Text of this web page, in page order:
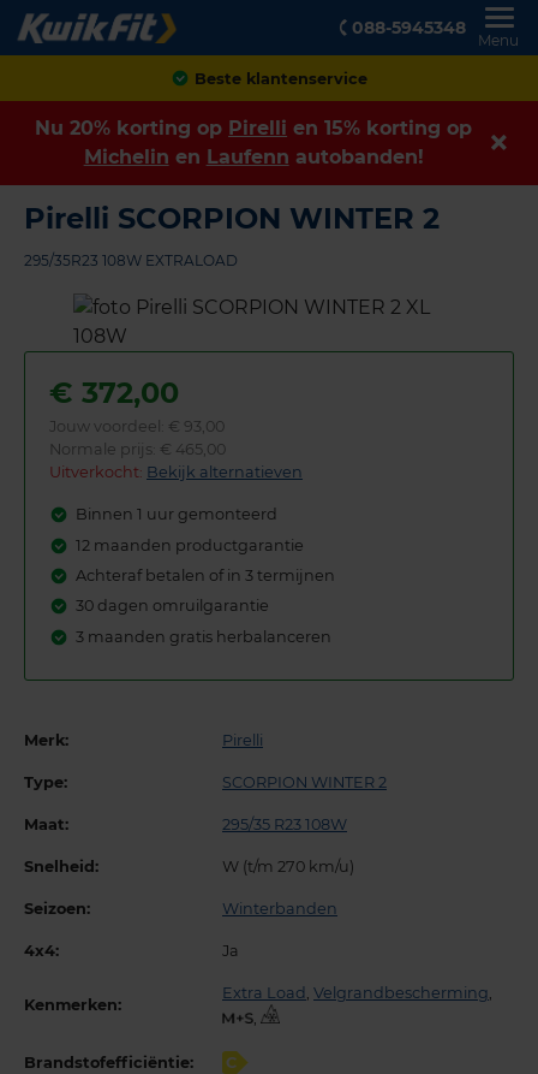
088-5945348
Menu
Achteraf betalen
Nu 20% korting op Pirelli en 15% korting op
Michelin en Laufenn autobanden!
Pirelli SCORPION WINTER 2
295/35R23 108W EXTRALOAD
€ 372,00
Jouw voordeel: € 93,00
Normale prijs: € 465,00
Uitverkocht: Bekijk alternatieven
Binnen 1 uur gemonteerd
12 maanden productgarantie
Achteraf betalen of in 3 termijnen
30 dagen omruilgarantie
3 maanden gratis herbalanceren
Merk: Pirelli
Type: SCORPION WINTER 2
Maat: 295/35 R23 108W
Snelheid: W (t/m 270 km/u)
Seizoen: Winterbanden
4x4: Ja
Kenmerken:
Extra Load , Velgrandbescherming,
,
Brandstofefficiëntie: C